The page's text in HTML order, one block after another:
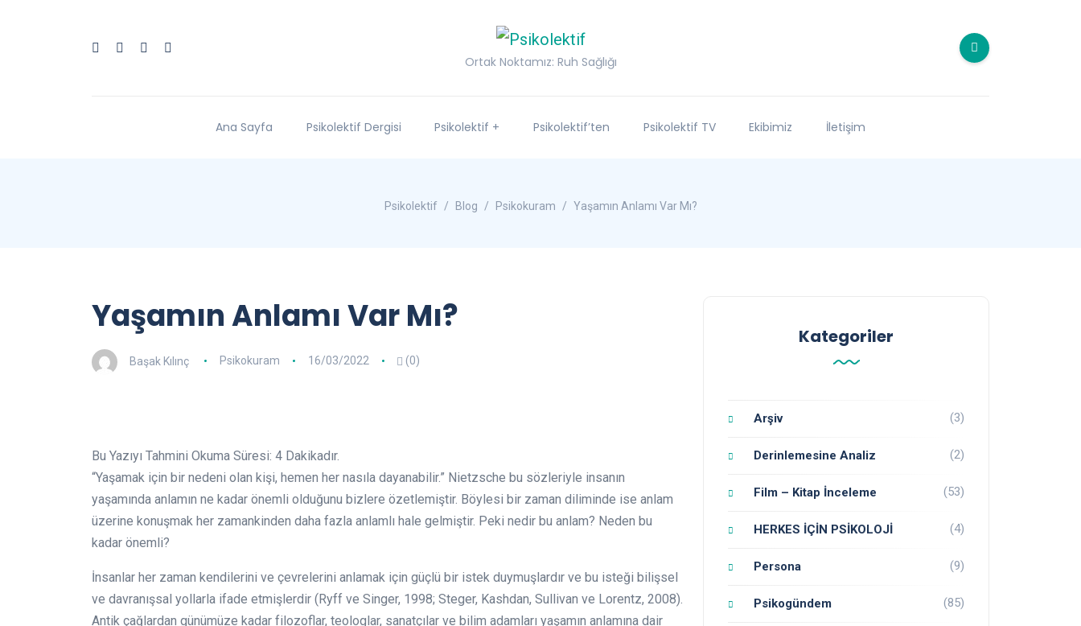
Ortak Noktamız: Ruh Sağlığı
Ana Sayfa Psikolektif Dergisi Psikolektif + Psikolektif’ten Psikolektif TV Ekibimiz İletişim
Psikolektif Blog Psikokuram Yaşamın Anlamı Var Mı?
Yaşamın Anlamı Var Mı?
Başak Kılınç Psikokuram 16/03/2022 (0)
Bu Yazıyı Tahmini Okuma Süresi: 4 Dakikadır.
“Yaşamak için bir nedeni olan kişi, hemen her nasıla dayanabilir.” Nietzsche bu sözleriyle insanın
yaşamında anlamın ne kadar önemli olduğunu bizlere özetlemiştir. Böylesi bir zaman diliminde ise anlam
üzerine konuşmak her zamankinden daha fazla anlamlı hale gelmiştir. Peki nedir bu anlam? Neden bu
kadar önemli?
İnsanlar her zaman kendilerini ve çevrelerini anlamak için güçlü bir istek duymuşlardır ve bu isteği bilişsel
ve davranışsal yollarla ifade etmişlerdir (Ryff ve Singer, 1998; Steger, Kashdan, Sullivan ve Lorentz, 2008).
Antik çağlardan günümüze kadar filozoflar, teologlar, sanatçılar ve bilim adamları yaşamın anlamına dair
Kategoriler
Arşiv (3)
Derinlemesine Analiz (2)
Film – Kitap İnceleme (53)
HERKES İÇİN PSİKOLOJİ (4)
Persona (9)
Psikogündem (85)